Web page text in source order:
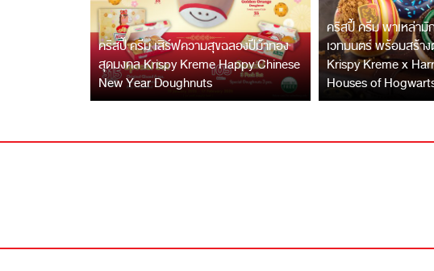
คริสปี้ ครีม เสิร์ฟความสุขฉลองปีม้าทอง
สุดมงคล Krispy Kreme Happy Chinese
New Year Doughnuts
คริสปี้ ครีม พาเหล่ามั
เวทมนตร์ พร้อมสร้า
Krispy Kreme x
Houses of